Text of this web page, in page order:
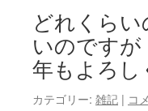
どれくら
いのです
年もよろ
カテゴリー: 雑記 | コ